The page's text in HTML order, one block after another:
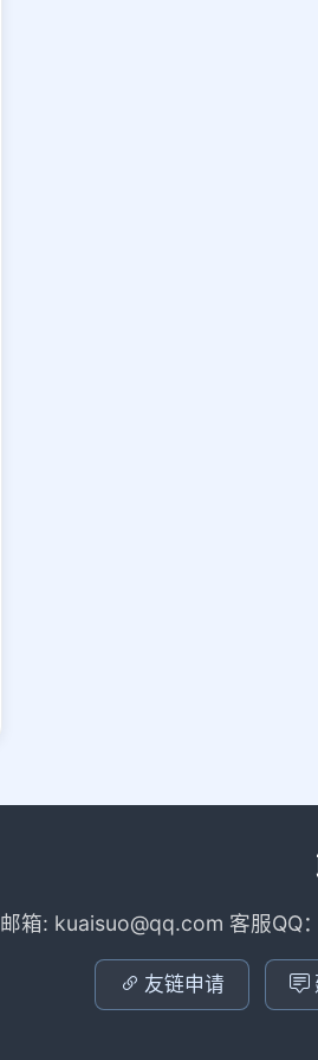
邮箱: kuaisuo@qq.com 客服QQ
友链申请